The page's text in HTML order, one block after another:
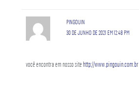
PINGOUIN
30 DE JUNHO DE 2021 EM 12:48 PM
você encontra em nosso site http://www.pingouin.com.br